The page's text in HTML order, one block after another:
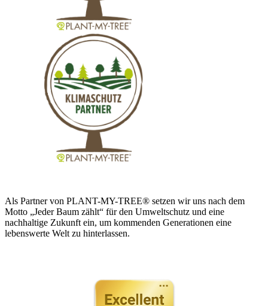
Als Partner von PLANT-MY-TREE® setzen wir uns nach dem
Motto „Jeder Baum zählt“ für den Umweltschutz und eine
nachhaltige Zukunft ein, um kommenden Generationen eine
lebenswerte Welt zu hinterlassen.